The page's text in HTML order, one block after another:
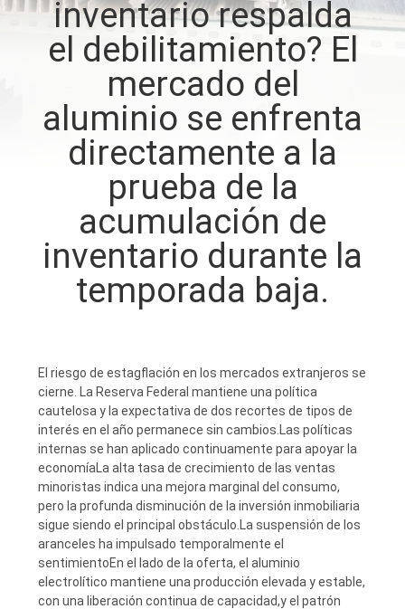
CONTROL
CALIDAD
CONTÁCTENOS
NOTICIAS
SOLICITAR
MAPA
DEL
SITIO
PRIVACY
POLICY
inventario respalda
el debilitamiento? El
mercado del
aluminio se enfrenta
directamente a la
prueba de la
acumulación de
inventario durante la
temporada baja.
El riesgo de estagflación en los mercados extranjeros se
cierne. La Reserva Federal mantiene una política
cautelosa y la expectativa de dos recortes de tipos de
interés en el año permanece sin cambios.Las políticas
internas se han aplicado continuamente para apoyar la
economíaLa alta tasa de crecimiento de las ventas
minoristas indica una mejora marginal del consumo,
pero la profunda disminución de la inversión inmobiliaria
sigue siendo el principal obstáculo.La suspensión de los
aranceles ha impulsado temporalmente el
sentimientoEn el lado de la oferta, el aluminio
electrolítico mantiene una producción elevada y estable,
con una liberación continua de capacidad,y el patrón